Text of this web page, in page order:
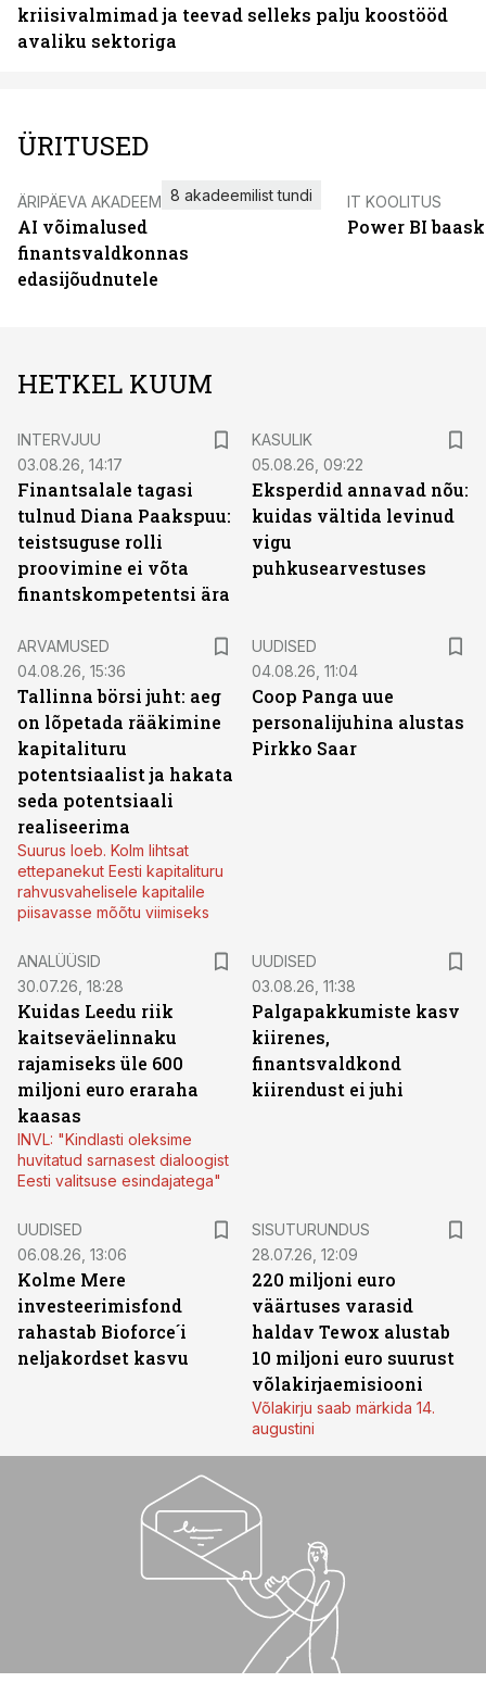
kriisivalmimad ja teevad selleks palju koostööd
avaliku sektoriga
ÜRITUSED
ÄRIPÄEVA AKADEEMIA
AI võimalused
finantsvaldkonnas
edasijõudnutele
8 akadeemilist tundi IT KOOLITUS
Power BI
HETKEL KUUM
INTERVJUU
03.08.26, 14:17
Finantsalale tagasi
tulnud Diana Paakspuu:
teistsuguse rolli
proovimine ei võta
finantskompetentsi ära
KASULIK
05.08.26, 09:22
Eksperdid annavad nõu:
kuidas vältida levinud
vigu
puhkusearvestuses
ARVAMUSED
04.08.26, 15:36
Tallinna börsi juht: aeg
on lõpetada rääkimine
kapitalituru
potentsiaalist ja hakata
seda potentsiaali
realiseerima
Suurus loeb. Kolm lihtsat
ettepanekut Eesti kapitalituru
rahvusvahelisele kapitalile
piisavasse mõõtu viimiseks
UUDISED
04.08.26, 11:04
Coop Panga uue
personalijuhina alustas
Pirkko Saar
ANALÜÜSID
30.07.26, 18:28
Kuidas Leedu riik
kaitseväelinnaku
rajamiseks üle 600
miljoni euro eraraha
kaasas
INVL: "Kindlasti oleksime
huvitatud sarnasest dialoogist
Eesti valitsuse esindajatega"
UUDISED
03.08.26, 11:38
Palgapakkumiste kasv
kiirenes,
finantsvaldkond
kiirendust ei juhi
UUDISED
06.08.26, 13:06
Kolme Mere
investeerimisfond
rahastab Bioforce´i
neljakordset kasvu
SISUTURUNDUS
28.07.26, 12:09
220 miljoni euro
väärtuses varasid
haldav Tewox alustab
10 miljoni euro suurust
võlakirjaemisiooni
Võlakirju saab märkida 14.
augustini